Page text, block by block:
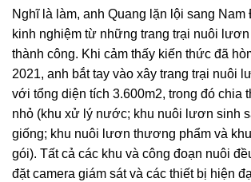
Nghĩ là làm, anh Quang lặn lội sang
kinh nghiệm từ những trang trại nuôi
thành công. Khi cảm thấy kiến thức đã
2021, anh bắt tay vào xây trang trại nuôi
với tổng diện tích 3.600m2, trong đó chia
nhỏ (khu xử lý nước; khu nuôi lươn sinh
giống; khu nuôi lươn thương phẩm và
gói). Tất cả các khu và công đoạn nuôi
đặt camera giám sát và các thiết bị hiện